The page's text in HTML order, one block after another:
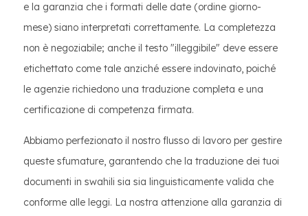
e la garanzia che i formati delle date (ordine giorno-
mese) siano interpretati correttamente. La completezza
non è negoziabile; anche il testo "illeggibile" deve essere
etichettato come tale anziché essere indovinato, poiché
le agenzie richiedono una traduzione completa e una
certificazione di competenza firmata.
Abbiamo perfezionato il nostro flusso di lavoro per gestire
queste sfumature, garantendo che la traduzione dei tuoi
documenti in swahili sia sia linguisticamente valida che
conforme alle leggi. La nostra attenzione alla garanzia di